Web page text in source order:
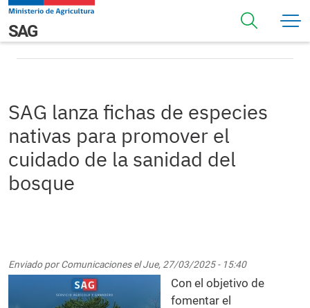
Pasar al contenido principal
Navegación principal
SAGSAG lanza fichas de especies nativas para promover el
cuidado de la sanidad del bosque
SAG lanza fichas de especies
nativas para promover el
cuidado de la sanidad del
bosque
Enviado porComunicacioneselJue, 27/03/2025 - 15:40
Con el objetivo de
fomentar el